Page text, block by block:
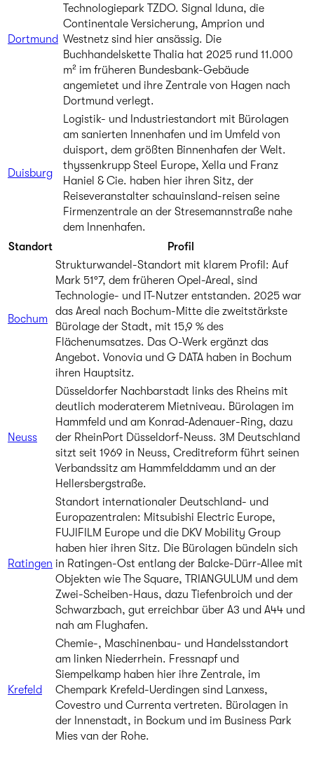
Dortmund
Technologiepark TZDO. Signal Iduna, die
Continentale Versicherung, Amprion und
Westnetz sind hier ansässig. Die
Buchhandelskette Thalia hat 2025 rund 11.000
m² im früheren Bundesbank-Gebäude
angemietet und ihre Zentrale von Hagen nach
Dortmund verlegt.
Duisburg
Logistik- und Industriestandort mit Bürolagen
am sanierten Innenhafen und im Umfeld von
duisport, dem größten Binnenhafen der Welt.
thyssenkrupp Steel Europe, Xella und Franz
Haniel & Cie. haben hier ihren Sitz, der
Reiseveranstalter schauinsland-reisen seine
Firmenzentrale an der Stresemannstraße nahe
dem Innenhafen.
Standort
Profil
Bochum
Strukturwandel-Standort mit klarem Profil: Auf
Mark 51°7, dem früheren Opel-Areal, sind
Technologie- und IT-Nutzer entstanden. 2025 war
das Areal nach Bochum-Mitte die zweitstärkste
Bürolage der Stadt, mit 15,9 % des
Flächenumsatzes. Das O-Werk ergänzt das
Angebot. Vonovia und G DATA haben in Bochum
ihren Hauptsitz.
Neuss
Düsseldorfer Nachbarstadt links des Rheins mit
deutlich moderaterem Mietniveau. Bürolagen im
Hammfeld und am Konrad-Adenauer-Ring, dazu
der RheinPort Düsseldorf-Neuss. 3M Deutschland
sitzt seit 1969 in Neuss, Creditreform führt seinen
Verbandssitz am Hammfelddamm und an der
Hellersbergstraße.
Ratingen
Standort internationaler Deutschland- und
Europazentralen: Mitsubishi Electric Europe,
FUJIFILM Europe und die DKV Mobility Group
haben hier ihren Sitz. Die Bürolagen bündeln sich
in Ratingen-Ost entlang der Balcke-Dürr-Allee mit
Objekten wie The Square, TRIANGULUM und dem
Zwei-Scheiben-Haus, dazu Tiefenbroich und der
Schwarzbach, gut erreichbar über A3 und A44 und
nah am Flughafen.
Krefeld
Chemie-, Maschinenbau- und Handelsstandort
am linken Niederrhein. Fressnapf und
Siempelkamp haben hier ihre Zentrale, im
Chempark Krefeld-Uerdingen sind Lanxess,
Covestro und Currenta vertreten. Bürolagen in
der Innenstadt, in Bockum und im Business Park
Mies van der Rohe.